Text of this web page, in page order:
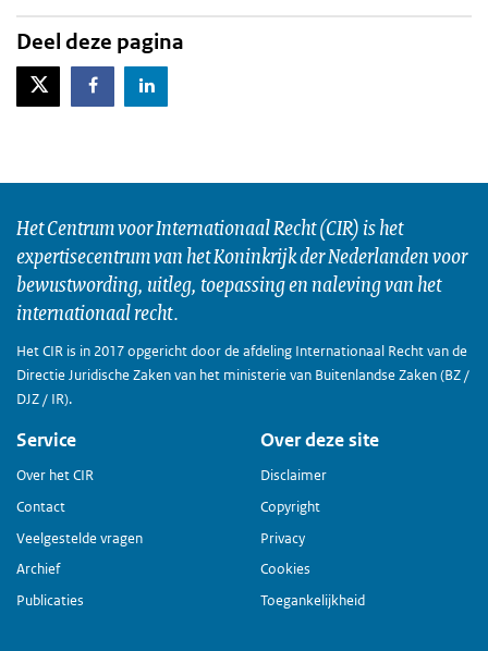
Deel deze pagina
X-TwitterFacebookLinkedIn
Het Centrum voor Internationaal Recht (CIR) is het
expertisecentrum van het Koninkrijk der Nederlanden voor
bewustwording, uitleg, toepassing en naleving van het
internationaal recht.
Het CIR is in 2017 opgericht door de afdeling Internationaal Recht van de
Directie Juridische Zaken van het ministerie van Buitenlandse Zaken (BZ /
DJZ / IR).
Service
Over het CIR
Contact
Veelgestelde vragen
Archief
Publicaties
Over deze site
Disclaimer
Copyright
Privacy
Cookies
Toegankelijkheid